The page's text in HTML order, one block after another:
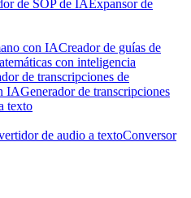
de SOP de IAExpansor de
con IACreador de guías de
con inteligencia
de transcripciones de
IAGenerador de transcripciones
texto
de audio a textoConversor